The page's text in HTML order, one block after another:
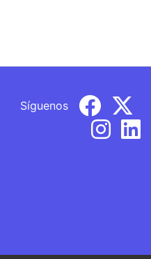
Síguenos